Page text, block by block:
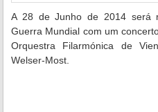
A 28 de Junho de 2014 será
Guerra Mundial com um
Orquestra Filarmónica de
Welser-Most.